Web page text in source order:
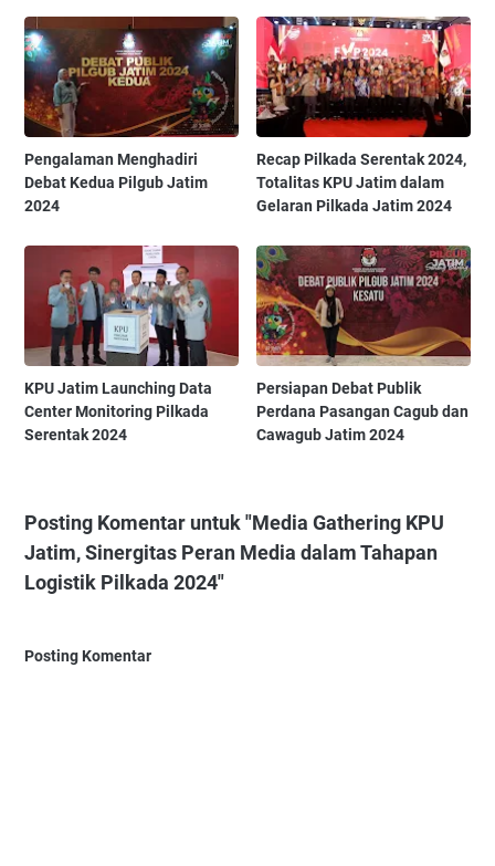
Pengalaman Menghadiri
Debat Kedua Pilgub Jatim
2024
Recap Pilkada Serentak 2024,
Totalitas KPU Jatim dalam
Gelaran Pilkada Jatim 2024
KPU Jatim Launching Data
Center Monitoring Pilkada
Serentak 2024
Persiapan Debat Publik
Perdana Pasangan Cagub dan
Cawagub Jatim 2024
Posting Komentar untuk "Media Gathering KPU
Jatim, Sinergitas Peran Media dalam Tahapan
Logistik Pilkada 2024"
Posting Komentar